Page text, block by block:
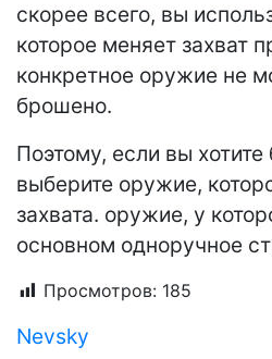
скорее всего, вы
которое меняет захват
конкретное оружие не
брошено.
Поэтому, если вы
выберите оружие,
захвата. оружие, у
основном одноручное
Просмотров: 185
Nevsky